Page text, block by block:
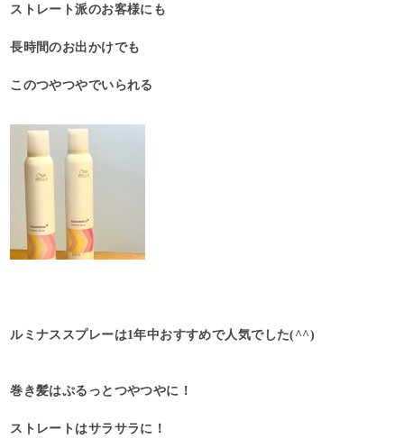
ストレート派のお客様にも
長時間のお出かけでも
このつやつやでいられる
ルミナススプレーは1年中おすすめで人気でした(^^)
巻き髪はぷるっとつやつやに！
ストレートはサラサラに！